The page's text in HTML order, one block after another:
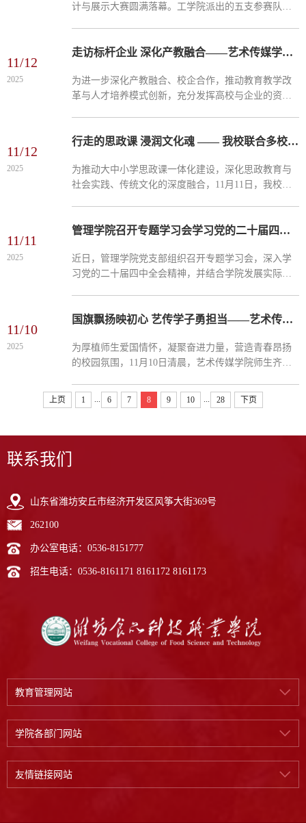
计与展示大赛圆满落幕。工学院派出的五支参赛队伍
协会、山东省...
11/12
2025
走访标杆企业 深化产教融合——艺术传媒学院赴企业交流考察
为进一步深化产教融合、校企合作，推动教育教学改
革与人才培养模式创新，充分发挥高校与企业的资源
体育用品有限...
11/12
2025
行走的思政课 浸润文化魂 —— 我校联合多校师生赴安丘公冶长书院开展实践教学
为推动大中小学思政课一体化建设，深化思政教育与
社会实践、传统文化的深度融合，11月11日，我校马
60 余人，赴安...
11/11
2025
管理学院召开专题学习会学习党的二十届四中全会精神
近日，管理学院党支部组织召开专题学习会，深入学
习党的二十届四中全会精神，并结合学院发展实际部
持。宿立优在...
11/10
2025
国旗飘扬映初心 艺传学子勇担当——艺术传媒学院举行升旗仪式
为厚植师生爱国情怀，凝聚奋进力量，营造青春昂扬
的校园氛围，11月10日清晨，艺术传媒学院师生齐聚
员以饱满的热情和昂扬的姿态，共同见证这一庄严时
刻。伴随着激...
上页 1 6 7 8 9 10 28 下页
联系我们
山东省潍坊安丘市经济开发区风筝大街369号
262100
办公室电话：0536-8151777
招生电话：0536-8161171 8161172 8161173
教育管理网站
学院各部门网站
友情链接网站